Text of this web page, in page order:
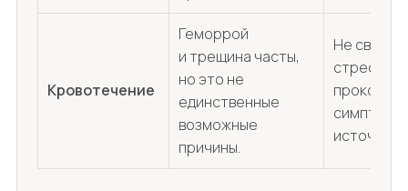
Кровотечение
Геморрой
и трещина часты,
но это не
единственные
возможные
причины.
Не
стрессом;
симптом
источник